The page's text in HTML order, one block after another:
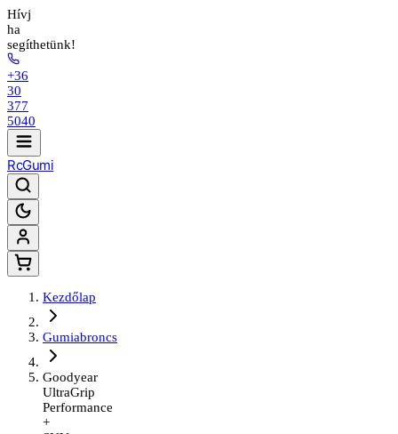
Hívj
ha
segíthetünk!
+36
30
377
5040
RcGumi
Kezdőlap
Gumiabroncs
Goodyear
UltraGrip
Performance
+